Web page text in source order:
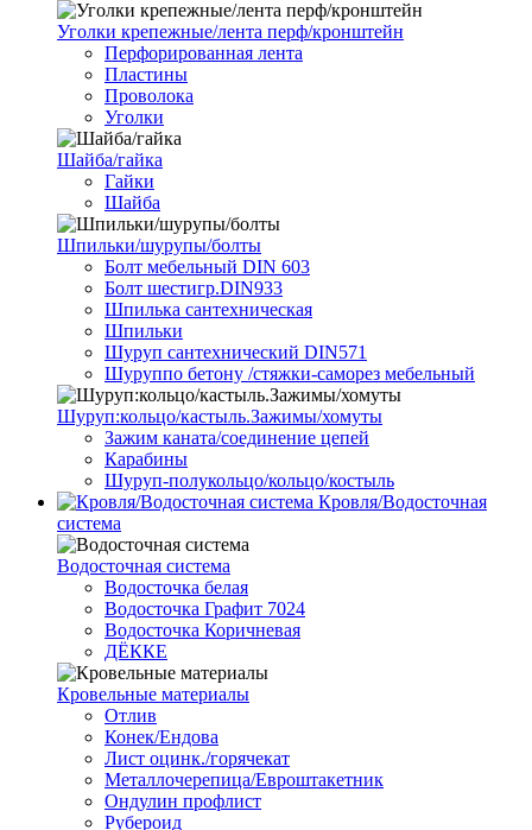
Уголки крепежные/лента перф/кронштейн
Перфорированная лента
Пластины
Проволока
Уголки
Шайба/гайка
Гайки
Шайба
Шпильки/шурупы/болты
Болт мебельный DIN 603
Болт шестигр.DIN933
Шпилька сантехническая
Шпильки
Шуруп сантехнический DIN571
Шуруппо бетону /стяжки-саморез мебельный
Шуруп:кольцо/кастыль.Зажимы/хомуты
Зажим каната/соединение цепей
Карабины
Шуруп-полукольцо/кольцо/костыль
Кровля/Водосточная
система
Водосточная система
Водосточка белая
Водосточка Графит 7024
Водосточка Коричневая
ДЁККЕ
Кровельные материалы
Отлив
Конек/Ендова
Лист оцинк./горячекат
Металлочерепица/Евроштакетник
Ондулин профлист
Рубероид